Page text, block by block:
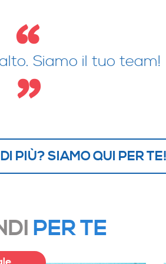
Siamo il tuo team!
PIÙ? SIAMO QUI PER TE!
PER TE